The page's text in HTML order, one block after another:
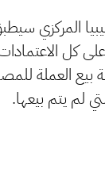
المركزي
كل
بيع العملة
لم يتم بيعها.